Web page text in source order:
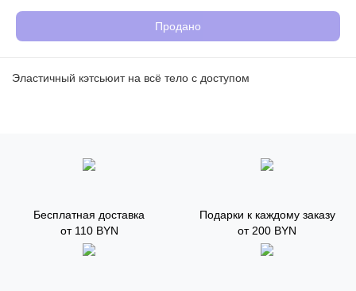
Продано
Эластичный кэтсьюит на всё тело с доступом
Бесплатная доставка
от 110 BYN
Подарки к каждому заказу
от 200 BYN